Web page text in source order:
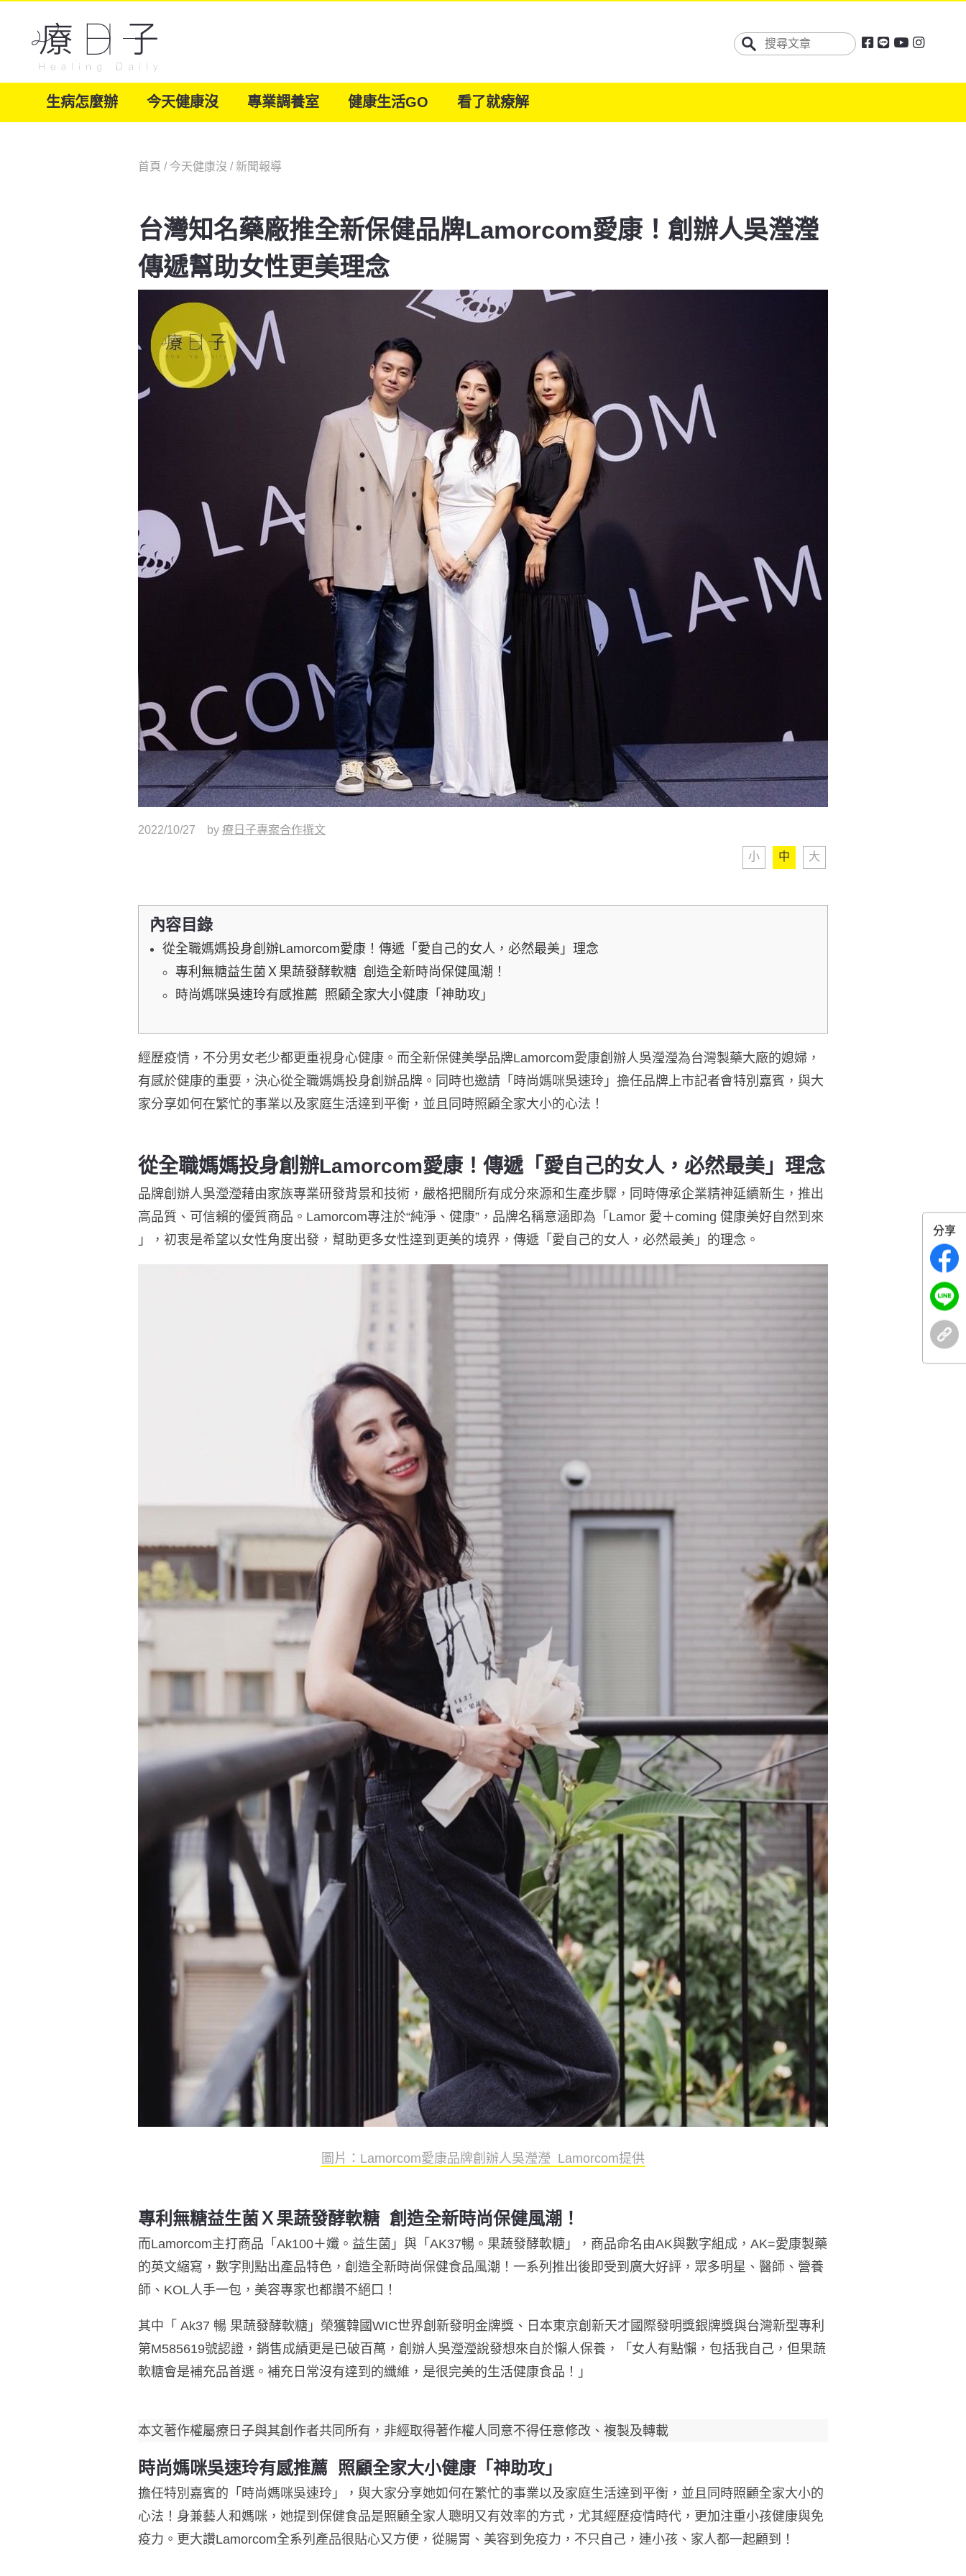
生病怎麼辦 今天健康沒 專業調養室 健康生活GO 看了就療解
首頁 / 今天健康沒 /新聞報導
台灣知名藥廠推全新保健品牌Lamorcom愛康！創辦人吳瀅瀅
傳遞幫助女性更美理念
2022/10/27 by 療日子專案合作撰文
小 中 大
內容目錄
從全職媽媽投身創辦Lamorcom愛康！傳遞「愛自己的女人，必然最美」理念
專利無糖益生菌Ｘ果蔬發酵軟糖 創造全新時尚保健風潮！
時尚媽咪吳速玲有感推薦 照顧全家大小健康「神助攻」
經歷疫情，不分男女老少都更重視身心健康。而全新保健美學品牌Lamorcom愛康創辦人吳瀅瀅為台灣製藥大廠的媳婦，
有感於健康的重要， 決心從全職媽媽投身創辦品牌。同時也邀請「時尚媽咪吳速玲」擔任品牌上市記者會特別嘉賓，與大
家分享如何在繁忙的事業以及家庭生活達到平衡，並且同時照顧全家大小的心法！
從全職媽媽投身創辦Lamorcom愛康！傳遞「愛自己的女人，必然最美」理念
品牌創辦人吳瀅瀅藉由家族專業研發背景和技術，嚴格把關所有成分來源和生產步驟，同時傳承企業精神延續新生，推出
高品質、可信賴的優質商品。 Lamorcom專注於“純淨、健康” ，品牌名稱意涵即為「 Lamor 愛＋coming 健康美好自然到來
」，初衷是希望以女性角度出發，幫助更多女性達到更美的境界，傳遞「愛自己的女人，必然最美」的理念。
圖片：Lamorcom愛康品牌創辦人吳瀅瀅 Lamorcom提供
專利無糖益生菌Ｘ果蔬發酵軟糖 創造全新時尚保健風潮！
而Lamorcom主打商品「Ak100＋孅。益生菌」與「AK37暢。果蔬發酵軟糖」，商品命名由AK與數字組成，AK=愛康製藥
的英文縮寫，數字則點出產品特色，創造全新時尚保健食品風潮！一系列推出後即受到廣大好評，眾多明星、醫師、營養
師、KOL人手一包，美容專家也都讚不絕口！
其中「 Ak37 暢 果蔬發酵軟糖」榮獲韓國WIC世界創新發明金牌獎、日本東京創新天才國際發明獎銀牌獎與台灣新型專利
第M585619號認證，銷售成績更是已破百萬，創辦人吳瀅瀅說發想來自於懶人保養，「女人有點懶，包括我自己，但果蔬
軟糖會是補充品首選。補充日常沒有達到的纖維，是很完美的生活健康食品！」
本文著作權屬療日子與其創作者共同所有，非經取得著作權人同意不得任意修改、複製及轉載
時尚媽咪吳速玲有感推薦 照顧全家大小健康「神助攻」
擔任特別嘉賓的 「時尚媽咪吳速玲」，與大家分享她如何在繁忙的事業以及家庭生活達到平衡，並且同時照顧全家大小的
心法！身兼藝人和媽咪，她提到保健食品是照顧全家人聰明又有效率的方式，尤其經歷疫情時代，更加注重小孩健康與免
疫力。 更大讚Lamorcom全系列產品很貼心又方便，從腸胃、美容到免疫力，不只自己，連小孩、家人都一起顧到！
分享